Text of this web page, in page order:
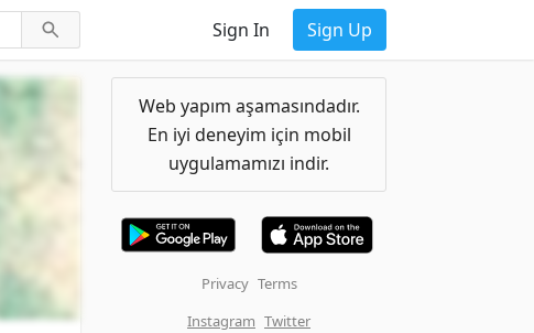
Sign In Sign Up
Web yapım aşamasındadır.
En iyi deneyim için mobil
uygulamamızı indir.
Privacy Terms
Instagram Twitter